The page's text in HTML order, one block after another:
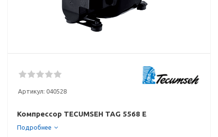
Артикул: 040528
Компрессор TECUMSEH TAG 5568 E
Подробнее